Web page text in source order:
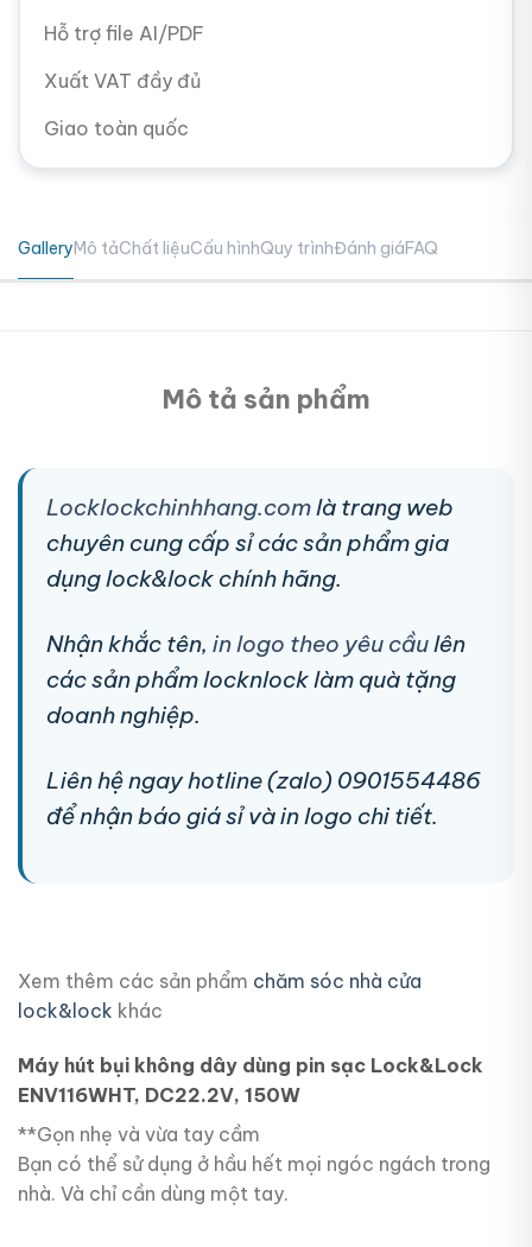
Hỗ trợ file AI/PDF
Xuất VAT đầy đủ
Giao toàn quốc
GalleryMô tảChất liệuCấu hìnhQuy trìnhĐánh giáFAQ
Mô tả sản phẩm
Locklockchinhhang.com là trang web
chuyên cung cấp sỉ các sản phẩm gia
dụng lock&lock chính hãng.
Nhận khắc tên, in logo theo yêu cầu lên
các sản phẩm locknlock làm quà tặng
doanh nghiệp.
Liên hệ ngay hotline (zalo) 0901554486
để nhận báo giá sỉ và in logo chi tiết.
Xem thêm các sản phẩm chăm sóc nhà cửa
lock&lock khác
Máy hút bụi không dây dùng pin sạc Lock&Lock
ENV116WHT, DC22.2V, 150W
**Gọn nhẹ và vừa tay cầm
Bạn có thể sử dụng ở hầu hết mọi ngóc ngách trong
nhà. Và chỉ cần dùng một tay.